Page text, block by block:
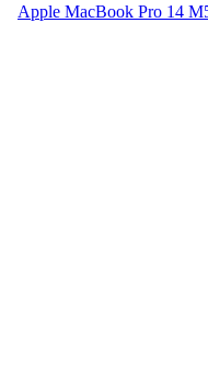
Apple MacBook Pro 14